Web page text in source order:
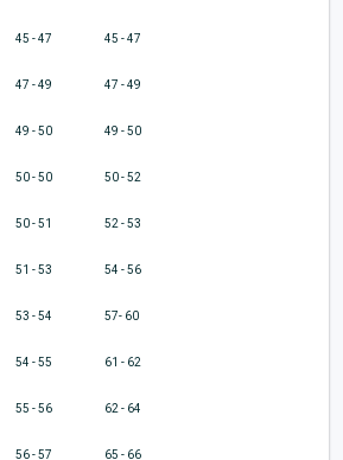
45 - 47 45 - 47
47 - 49 47 - 49
49 - 50 49 - 50
50 - 50 50 - 52
50 - 51 52 - 53
51 - 53 54 - 56
53 - 54 57- 60
54 - 55 61 - 62
55 - 56 62 - 64
56 - 57 65 - 66